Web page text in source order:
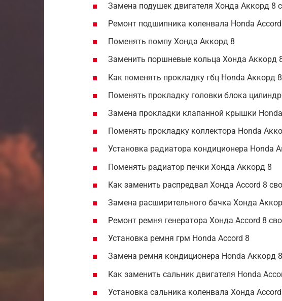
Замена подушек двигателя Хонда Аккорд 8
Ремонт подшипника коленвала Honda
Поменять помпу Хонда Аккорд 8
Заменить поршневые кольца Хонда Аккорд
Как поменять прокладку гбц Honda Аккорд 8
Поменять прокладку головки блока
Замена прокладки клапанной крышки
Поменять прокладку коллектора Honda
Установка радиатора кондиционера Honda
Поменять радиатор печки Хонда Аккорд 8
Как заменить распредвал Хонда Accord 8
Замена расширительного бачка Хонда
Ремонт ремня генератора Хонда Accord 8
Установка ремня грм Honda Accord 8
Замена ремня кондиционера Honda Аккорд 8
Как заменить сальник двигателя Honda
Установка сальника коленвала Хонда